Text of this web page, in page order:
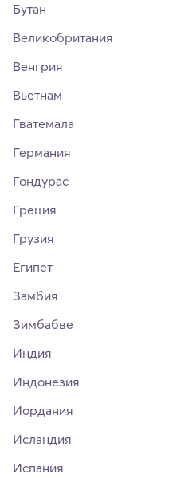
Бутан
Великобритания
Венгрия
Вьетнам
Гватемала
Германия
Гондурас
Греция
Грузия
Египет
Замбия
Зимбабве
Индия
Индонезия
Иордания
Исландия
Испания